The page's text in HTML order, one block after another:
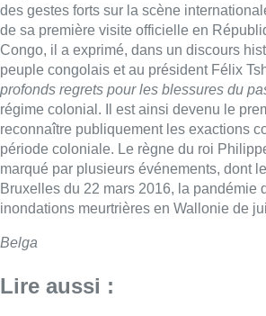
des gestes forts sur la scène
de sa première visite officielle en
Congo, il a exprimé, dans un discours
peuple congolais et au président Félix
profonds regrets pour les blessures du
régime colonial. Il est ainsi devenu le
reconnaître publiquement les exactions
période coloniale. Le règne du roi
marqué par plusieurs événements, dont
Bruxelles du 22 mars 2016, la pandémie
inondations meurtrières en Wallonie de
Belga
Lire aussi :